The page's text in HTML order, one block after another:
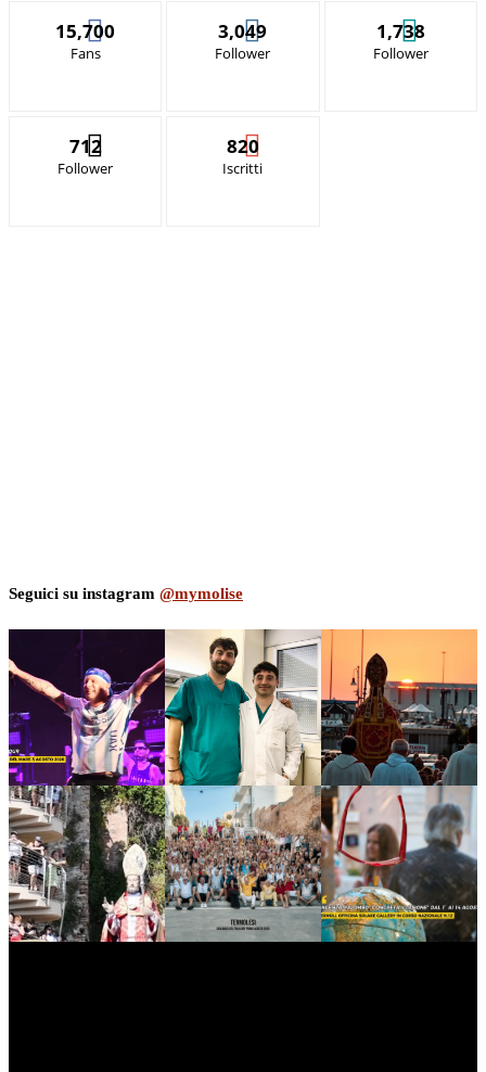
15,700
Fans
3,049
Follower
1,738
Follower
712
Follower
820
Iscritti
Seguici su instagram @mymolise